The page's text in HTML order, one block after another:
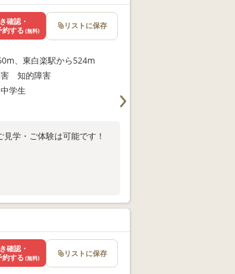
、東白楽駅から524m
知的障害
学生
学・ご体験は可能です！
確認・
約する (無料) リストに保存
確認・
約する (無料) リストに保存